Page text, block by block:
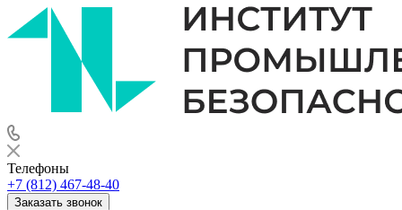
Телефоны
+7 (812) 467-48-40
Заказать звонок